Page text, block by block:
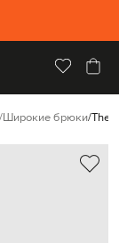
Широкие брюки The